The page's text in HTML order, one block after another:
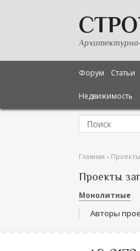
Форум Статьи
Недвижимость
Главная -
Проекты
Монолитные
Авторы